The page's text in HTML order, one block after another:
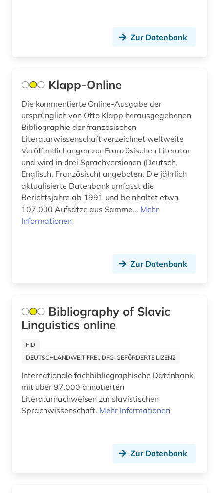
bonhoeffer, dietrich | evangelischer theologe;
branchenberichte (1)
brasilien (1)
bremen (1)
brief (1)
briefsammlung (1)
british library (1)
brülow, kaspar | schriftsteller;
gymnasiallehrer; hochschullehrer; dramatiker;
dramatiker (1)
buchgeschichte &amp;lt;fach&amp;gt; (1)
buchhandel (4)
buchwesen (3)
byzantinisches reich (1)
byzantinistik (1)
Oesterreich (11)
Osmanisches Reich (1)
Ostasien (2)
Osteuropa (9)
Ostmitteleuropa (4)
Palaestina (1)
Polen (8)
Russland, Sowjetunion (9)
Schweden (1)
Schweiz (8)
Slowakei (7)
Slowenien (5)
Spanien (6)
Suedostasien (4)
Zur Datenbank
Klapp-Online
Die kommentierte Online-Ausgabe der
ursprünglich von Otto Klapp herausgegebenen
Bibliographie der französischen
Literaturwissenschaft verzeichnet weltweite
Veröffentlichungen zur Französischen Literatur
und wird in drei Sprachversionen (Deutsch,
Englisch, Französisch) angeboten. Die jährlich
aktualisierte Datenbank umfasst die
Berichtsjahre ab 1991 und beinhaltet etwa
107.000 Aufsätze aus Samme... Mehr
Informationen
Zur Datenbank
Bibliography of Slavic
Linguistics online
FID
DEUTSCHLANDWEIT FREI, DFG-GEFÖRDERTE LIZENZ
Internationale fachbibliographische Datenbank
mit über 97.000 annotierten
Literaturnachweisen zur slavistischen
Sprachwissenschaft. Mehr Informationen
Zur Datenbank